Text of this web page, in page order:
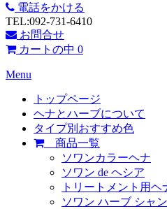
電話をかける
TEL:092-731-6410
お問合せ
カートの中 0
Menu
トップページ
ヘナとハーブについて
タイプ別おすすめ色
商品一覧
ソワンカラーヘナ
ソワン de ヘシア
トリートメント用ヘ
ソワン ハーブ シャ